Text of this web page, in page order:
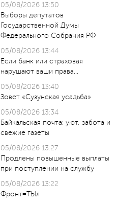
05/08/2026 13:50
Выборы депутатов
Государственной Думы
Федерального Собрания РФ
05/08/2026 13:44
Если банк или страховая
нарушают ваши права…
05/08/2026 13:40
Зовет «Сузунская усадьба»
05/08/2026 13:34
Байкальская почта: уют, забота и
свежие газеты
05/08/2026 13:27
Продлены повышенные выплаты
при поступлении на службу
05/08/2026 13:22
Фронт=ТЫл